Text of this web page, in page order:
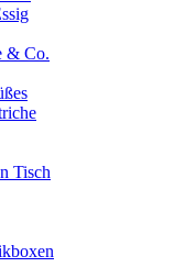
& Co.
Tisch